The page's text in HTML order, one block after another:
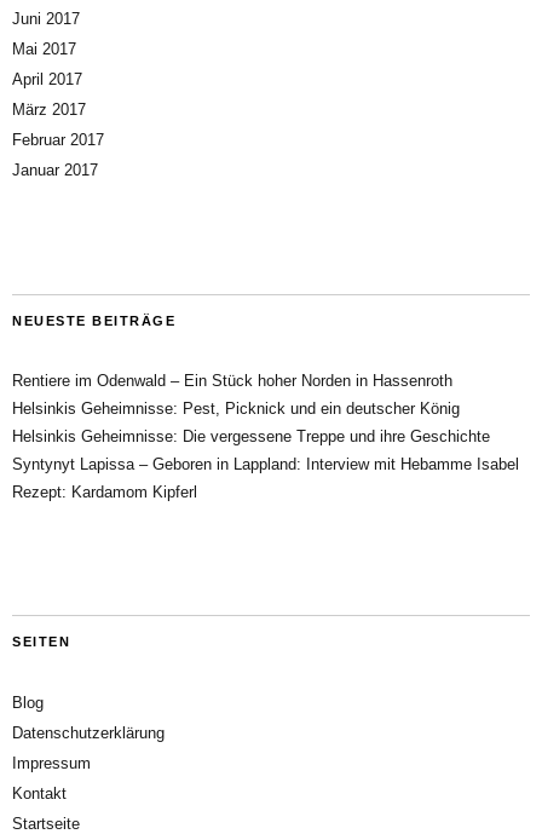
Juni 2017
Mai 2017
April 2017
März 2017
Februar 2017
Januar 2017
NEUESTE BEITRÄGE
Rentiere im Odenwald – Ein Stück hoher Norden in Hassenroth
Helsinkis Geheimnisse: Pest, Picknick und ein deutscher König
Helsinkis Geheimnisse: Die vergessene Treppe und ihre Geschichte
Syntynyt Lapissa – Geboren in Lappland: Interview mit Hebamme Isabel
Rezept: Kardamom Kipferl
SEITEN
Blog
Datenschutzerklärung
Impressum
Kontakt
Startseite